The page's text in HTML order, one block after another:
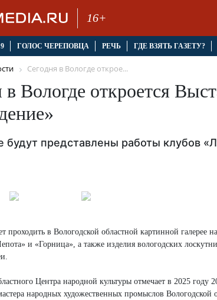
16+
ГОЛОС ЧЕРЕПОВЦА РЕЧЬ ГДЕ ВЗЯТЬ ГАЗЕТУ?
Сегодня в Вологде открое...
в Вологде откроется
будут представлены работы клубов
проходить в Вологодской областной картинной
и «Горница», а также изделия вологодских
Центра народной культуры отмечает в 2025
народных художественных промыслов